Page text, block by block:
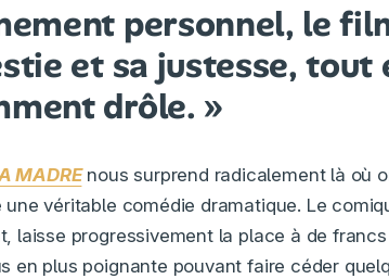
personnel, le
et sa justesse, tout
drôle. »
MADREnous surprend radicalement là où
une véritable comédie dramatique. Le
laisse progressivement la place à de
en plus poignante pouvant faire céder